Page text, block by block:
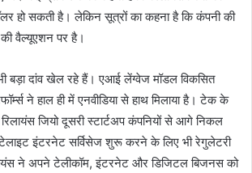
हो सकती है। लेकिन सूत्रों का कहना है कि कंपनी की
वैल्यूएशन पर है।
बड़ा दांव खेल रहे हैं। एआई लेंग्वेज मॉडल विकसित
ने हाल ही में एनवीडिया से हाथ मिलाया है। टेक के
जियो दूसरी स्टार्टअप कंपनियों से आगे निकल
इंटरनेट सर्विसेज शुरू करने के लिए भी रेगुलेटरी
ने अपने टेलीकॉम, इंटरनेट और डिजिटल बिजनस को